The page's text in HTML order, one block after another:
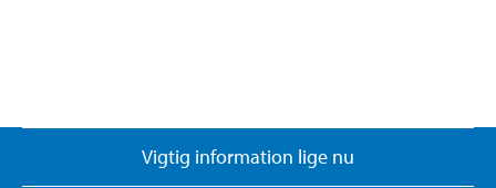
Vigtig information lige nu